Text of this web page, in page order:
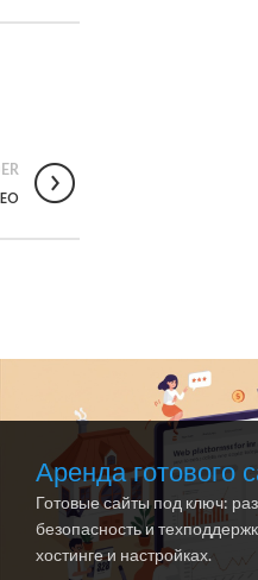
Аренда готового
Готовые сайты под ключ:
безопасность и
хостинге и настройках.